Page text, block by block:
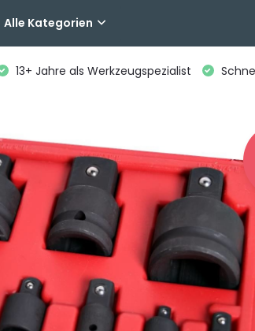
Alle Kategorien
13+ Jahre als Werkzeugspezialist